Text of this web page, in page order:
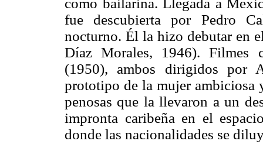
como bailarina. Llegada a
fue descubierta por Pedro
nocturno. Él la hizo debutar en
Díaz Morales, 1946). Filmes
(1950), ambos dirigidos por
prototipo de la mujer ambiciosa
penosas que la llevaron a un
impronta caribeña en el
donde las nacionalidades se